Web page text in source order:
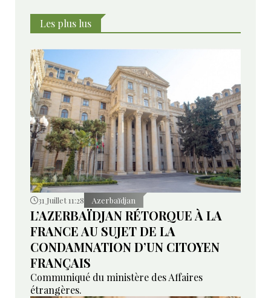
Les plus lus
31 Juillet 11:28 Azerbaïdjan
L’AZERBAÏDJAN RÉTORQUE À LA
FRANCE AU SUJET DE LA
CONDAMNATION D’UN CITOYEN
FRANÇAIS
Communiqué du ministère des Affaires
étrangères.